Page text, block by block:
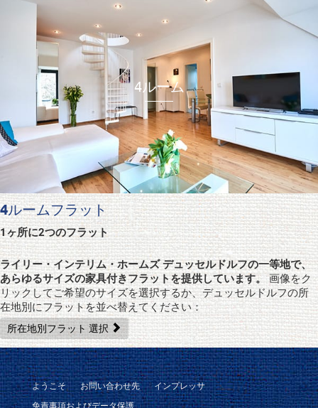
4ルーム
4ルームフラット
1ヶ所に2つのフラット
ライリー・インテリム・ホームズ デュッセルドルフの一等地で、
あらゆるサイズの家具付きフラットを提供しています。画像をク
リックしてご希望のサイズを選択するか、デュッセルドルフの所
在地別にフラットを並べ替えてください：
所在地別フラット 選択
ようこそ お問い合わせ先
インプレッサ
免責事項およびデータ保護